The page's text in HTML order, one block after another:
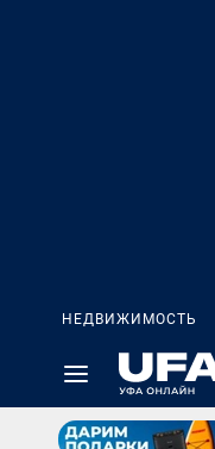
НЕДВИЖИМОСТЬ